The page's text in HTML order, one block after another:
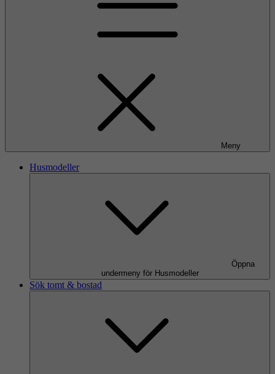
Meny
Husmodeller
Öppna
undermeny för Husmodeller
Sök tomt & bostad